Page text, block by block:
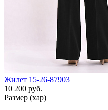
Жилет 15-26-87903
10 200 руб.
Размер (хар)